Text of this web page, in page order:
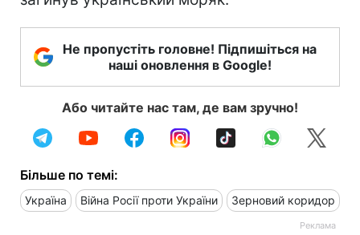
Не пропустіть головне! Підпишіться на
наші оновлення в Google!
Або читайте нас там, де вам зручно!
Більше по темі:
Україна Війна Росії проти України Зерновий коридор